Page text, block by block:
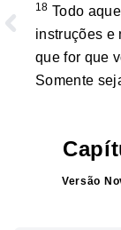
18 Todo
instruções e
que for que
Somente
Versão